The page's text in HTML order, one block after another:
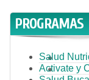
PROGRAMAS
Salud
Activate y